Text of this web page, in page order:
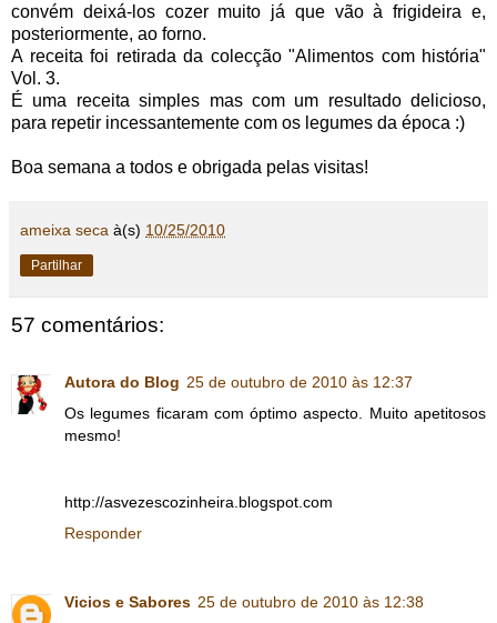
convém deixá-los cozer muito já que vão à frigideira e,
posteriormente, ao forno.
A receita foi retirada da colecção "Alimentos com história"
Vol. 3.
É uma receita simples mas com um resultado delicioso,
para repetir incessantemente com os legumes da época :)
Boa semana a todos e obrigada pelas visitas!
ameixa seca à(s) 10/25/2010
Partilhar
57 comentários:
Autora do Blog 25 de outubro de 2010 às 12:37
Os legumes ficaram com óptimo aspecto. Muito apetitosos
mesmo!
http://asvezescozinheira.blogspot.com
Responder
Vicios e Sabores 25 de outubro de 2010 às 12:38